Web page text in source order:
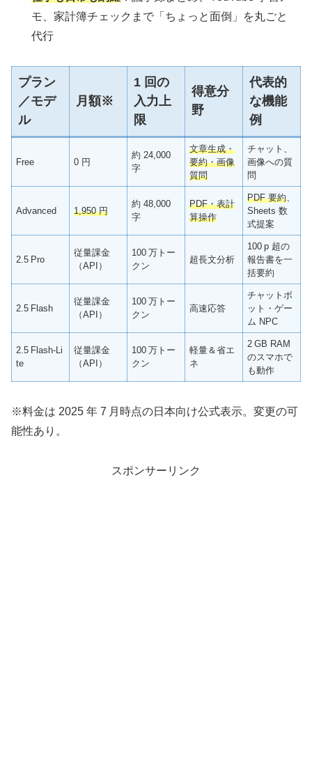
モ、家計簿チェックまで「ちょっと面倒」を丸ごと
代行
プラン
／モデ
ル
月額※
1 回の
入力上
限
得意分
野
代表的
な機能
例
Free 0 円
約 24,000
字
文章生成・
要約・画像
質問
チャット、
画像への質
問
Advanced 1,950 円
約 48,000
字
PDF・表計
算操作
PDF 要約、
Sheets 数
式提案
2.5 Pro
従量課金
（API）
100 万トー
クン
超長文分析
100 p 超の
報告書を一
括要約
2.5 Flash
従量課金
（API）
100 万トー
クン
高速応答
チャットボ
ット・ゲー
ム NPC
2.5 Flash‑Li
te
従量課金
（API）
100 万トー
クン
軽量＆省エ
ネ
2 GB RAM
のスマホで
も動作
※料金は 2025 年 7 月時点の日本向け公式表示。変更の可
能性あり。
スポンサーリンク